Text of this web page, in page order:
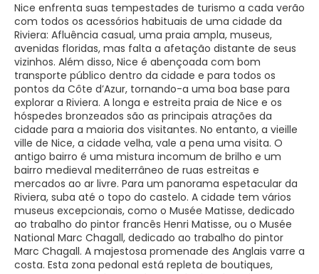
Nice enfrenta suas tempestades de turismo a cada verão
com todos os acessórios habituais de uma cidade da
Riviera: Afluência casual, uma praia ampla, museus,
avenidas floridas, mas falta a afetação distante de seus
vizinhos. Além disso, Nice é abençoada com bom
transporte público dentro da cidade e para todos os
pontos da Côte d’Azur, tornando-a uma boa base para
explorar a Riviera. A longa e estreita praia de Nice e os
hóspedes bronzeados são as principais atrações da
cidade para a maioria dos visitantes. No entanto, a vieille
ville de Nice, a cidade velha, vale a pena uma visita. O
antigo bairro é uma mistura incomum de brilho e um
bairro medieval mediterrâneo de ruas estreitas e
mercados ao ar livre. Para um panorama espetacular da
Riviera, suba até o topo do castelo. A cidade tem vários
museus excepcionais, como o Musée Matisse, dedicado
ao trabalho do pintor francês Henri Matisse, ou o Musée
National Marc Chagall, dedicado ao trabalho do pintor
Marc Chagall. A majestosa promenade des Anglais varre a
costa. Esta zona pedonal está repleta de boutiques,